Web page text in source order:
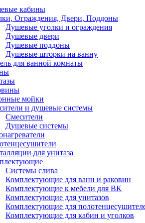
кабины
Ограждения, Двери, Поддоны
Душевые уголки и ограждения
Душевые двери
Душевые поддоны
Душевые шторки на ванну
для ванной комнаты
мойки
и душевые системы
Смесители
Душевые системы
для унитаза
Системы слива
Комплектующие для ванн и раковин
Комплектующие к мебели для ВК
Комплектующие для унитазов
Комплектующие для
Комплектующие для кабин и уголков